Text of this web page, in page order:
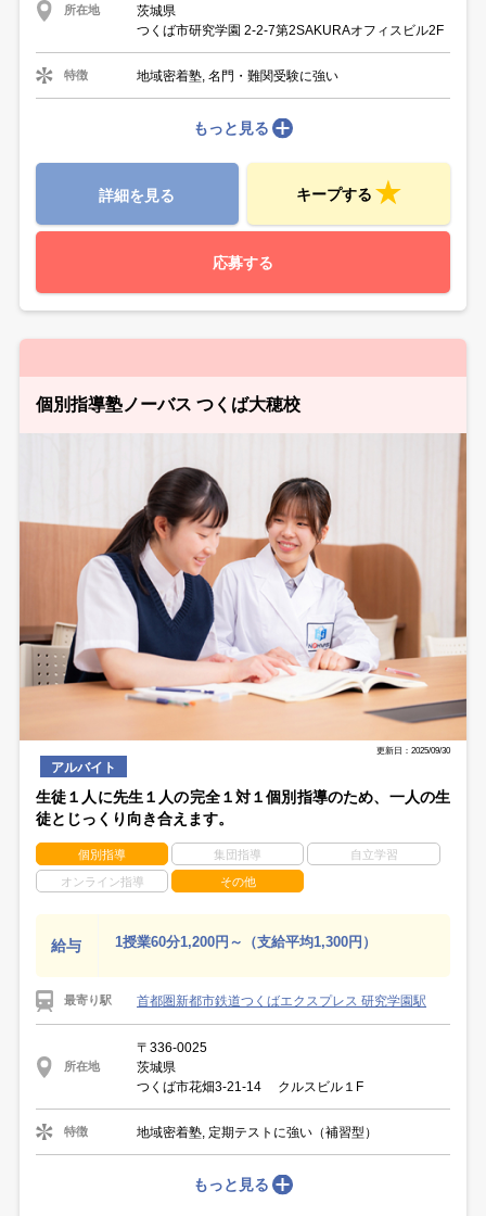
所在地
茨城県
つくば市研究学園 2-2-7第2SAKURAオフィスビル2F
特徴 地域密着塾, 名門・難関受験に強い
もっと見る
詳細を見る キープする
応募する
個別指導塾ノーバス つくば大穂校
更新日：2025/09/30
アルバイト
生徒１人に先生１人の完全１対１個別指導のため、一人の生
徒とじっくり向き合えます。
個別指導 集団指導 自立学習
オンライン指導 その他
給与 1授業60分1,200円～（支給平均1,300円）
最寄り駅 首都圏新都市鉄道つくばエクスプレス 研究学園駅
所在地
〒336-0025
茨城県
つくば市花畑3-21-14 クルスビル１F
特徴 地域密着塾, 定期テストに強い（補習型）
もっと見る